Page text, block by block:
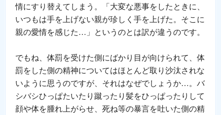
情にすり替えてしまう。「大変な悪事をしたときに、
いつもは手を上げない親が珍しく手を上げた。そこに
親の愛情を感じた…」というのとは訳が違うのです。
でもね、体罰を受けた側にばかり目が向けられて、体
罰をした側の精神についてはほとんど取り沙汰されな
いように思うのですが、それはなぜでしょうか…。バ
シバシひっぱたいたり蹴ったり髪をひっぱったりして
顔や体を腫れ上がらせ、死ね等の暴言を吐いた側の精